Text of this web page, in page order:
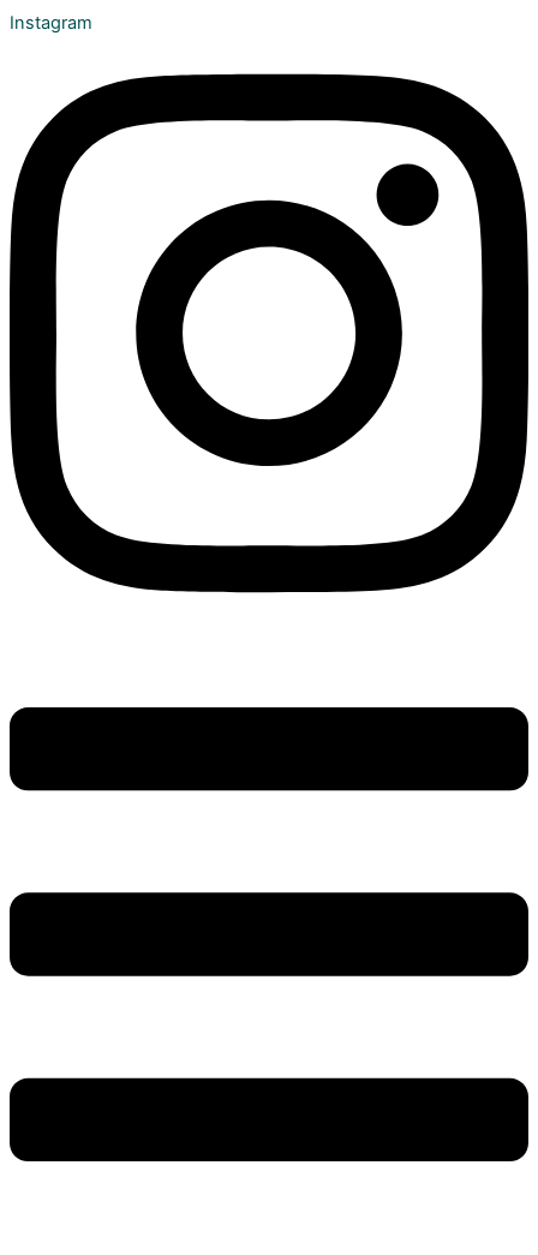
Instagram